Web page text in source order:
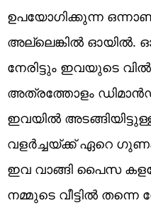
ഉപയോഗിക്കുന്ന ഒന്നാണ്
അല്ലെങ്കിൽ
നേരിട്ടും ഇവയുടെ
അത്രത്തോളം
ഇവയിൽ
വളർച്ചയ്ക്ക് ഏറെ
ഇവ വാങ്ങി പൈസ
നമ്മുടെ വീട്ടിൽ തന്നെ